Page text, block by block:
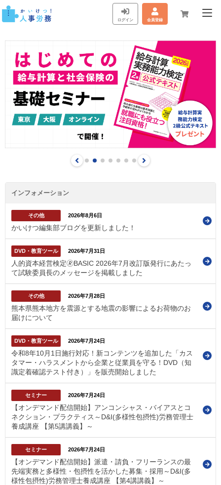
ログイン 会員登録
インフォメーション
その他 2026年8月6日
かいけつ編集部ブログを更新しました！
DVD・教育ツール 2026年7月31日
人的資本経営検定🄬BASIC 2026年7月改訂版発行にあたっ
て試験委員長のメッセージを掲載しました
その他 2026年7月28日
熊本県熊本地方を震源とする地震の影響によるお荷物のお
届けについて
DVD・教育ツール 2026年7月24日
令和8年10月1日施行対応！新コンテンツを追加した「カス
タマー・ハラスメントから企業と従業員を守る！DVD（知
識定着確認テスト付き）」を販売開始しました
セミナー 2026年7月24日
【オンデマンド配信開始】アンコンシャス・バイアスとコ
ネクション・プラクティス～D&I(多様性包摂性)労務管理士
養成講座 【第5講講義】～
セミナー 2026年7月24日
【オンデマンド配信開始】派遣・請負・フリーランスの最
先端実務と多様性・包摂性を活かした募集・採用～D&I(多
様性包摂性)労務管理士養成講座 【第4講講義】～